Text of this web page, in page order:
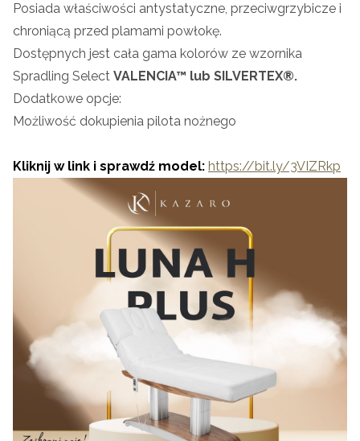
Posiada właściwości antystatyczne, przeciwgrzybicze i
chroniącą przed plamami powłokę.
Dostępnych jest cała gama kolorów ze wzornika
Spradling Select VALENCIA™ lub SILVERTEX®.
Dodatkowe opcje:
Możliwość dokupienia pilota nożnego
Kliknij w link i sprawdź model: https://bit.ly/3VIZRkp